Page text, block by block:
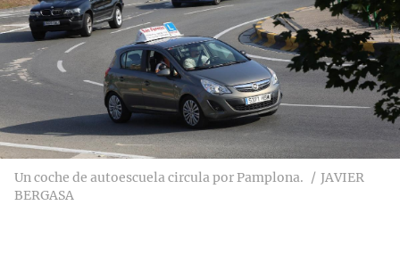
Un coche de autoescuela circula por Pamplona.
JAVIER
BERGASA